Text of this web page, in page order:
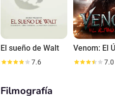
El sueño de Walt
7.6 7.0
Filmografía